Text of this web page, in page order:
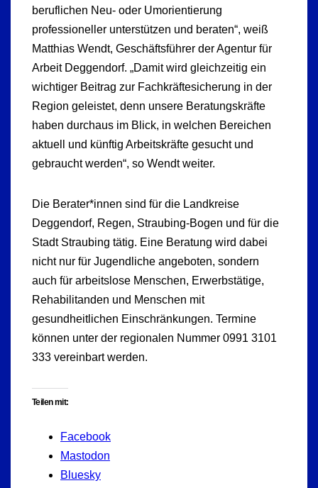
beruflichen Neu- oder Umorientierung
professioneller unterstützen und beraten“, weiß
Matthias Wendt, Geschäftsführer der Agentur für
Arbeit Deggendorf. „Damit wird gleichzeitig ein
wichtiger Beitrag zur Fachkräftesicherung in der
Region geleistet, denn unsere Beratungskräfte
haben durchaus im Blick, in welchen Bereichen
aktuell und künftig Arbeitskräfte gesucht und
gebraucht werden“, so Wendt weiter.
Die Berater*innen sind für die Landkreise
Deggendorf, Regen, Straubing-Bogen und für die
Stadt Straubing tätig. Eine Beratung wird dabei
nicht nur für Jugendliche angeboten, sondern
auch für arbeitslose Menschen, Erwerbstätige,
Rehabilitanden und Menschen mit
gesundheitlichen Einschränkungen. Termine
können unter der regionalen Nummer 0991 3101
333 vereinbart werden.
Teilen mit:
Facebook
Mastodon
Bluesky